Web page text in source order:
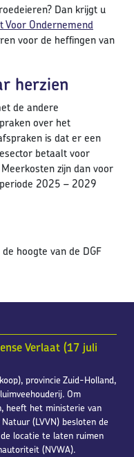
Verlaat (17 juli
provincie Zuid-Holland,
Om
heeft het ministerie van
(LVVN) besloten de
locatie te laten ruimen
(NVWA).
Dan krijgt u
Voor Ondernemend
voor de heffingen van
herzien
de andere
over het
is dat er een
betaalt voor
zijn dan voor
2025 – 2029
hoogte van de DGF